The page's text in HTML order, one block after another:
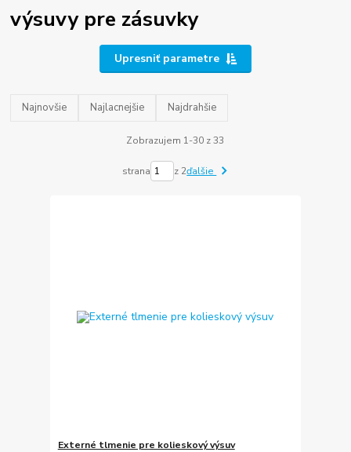
výsuvy pre zásuvky
Upresniť parametre
Najnovšie Najlacnejšie Najdrahšie
Zobrazujem 1-30 z 33
strana z 2ďalšie
Externé tlmenie pre kolieskový výsuv